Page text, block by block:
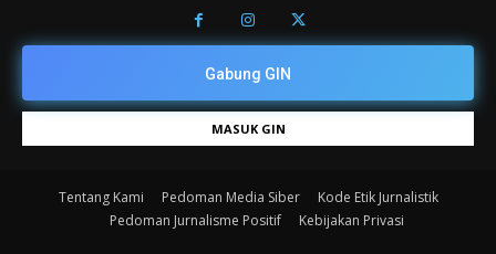
Gabung GIN
MASUK GIN
Tentang Kami Pedoman Media Siber
Kode Etik Jurnalistik
Pedoman Jurnalisme Positif
Kebijakan Privasi